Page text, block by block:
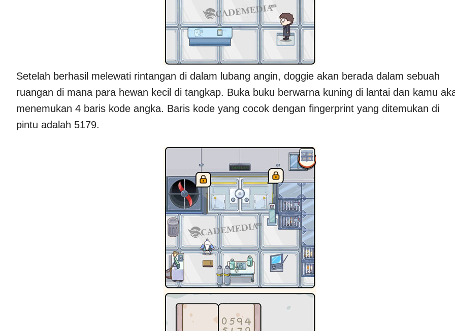
Setelah berhasil melewati rintangan di dalam lubang angin, doggie akan berada dalam sebuah
ruangan di mana para hewan kecil di tangkap. Buka buku berwarna kuning di lantai dan kamu
menemukan 4 baris kode angka. Baris kode yang cocok dengan fingerprint yang ditemukan di
pintu adalah 5179.